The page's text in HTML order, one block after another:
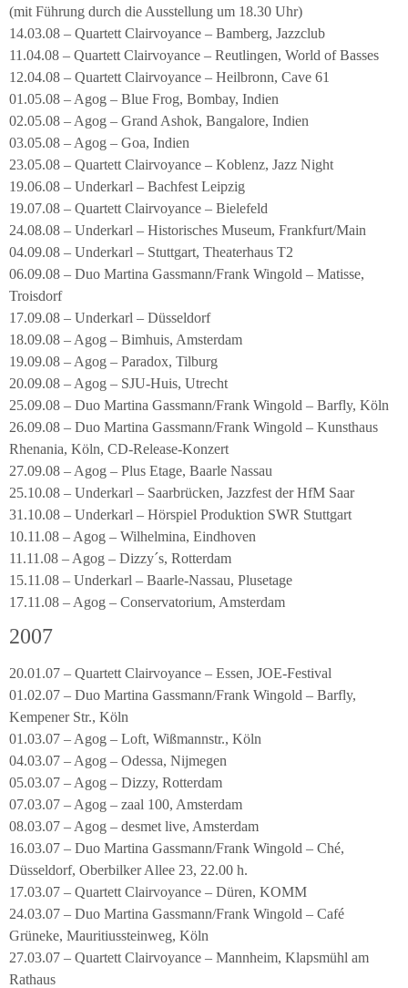
(mit Führung durch die Ausstellung um 18.30 Uhr)
14.03.08 – Quartett Clairvoyance – Bamberg, Jazzclub
11.04.08 – Quartett Clairvoyance – Reutlingen, World of Basses
12.04.08 – Quartett Clairvoyance – Heilbronn, Cave 61
01.05.08 – Agog – Blue Frog, Bombay, Indien
02.05.08 – Agog – Grand Ashok, Bangalore, Indien
03.05.08 – Agog – Goa, Indien
23.05.08 – Quartett Clairvoyance – Koblenz, Jazz Night
19.06.08 – Underkarl – Bachfest Leipzig
19.07.08 – Quartett Clairvoyance – Bielefeld
24.08.08 – Underkarl – Historisches Museum, Frankfurt/Main
04.09.08 – Underkarl – Stuttgart, Theaterhaus T2
06.09.08 – Duo Martina Gassmann/Frank Wingold – Matisse,
Troisdorf
17.09.08 – Underkarl – Düsseldorf
18.09.08 – Agog – Bimhuis, Amsterdam
19.09.08 – Agog – Paradox, Tilburg
20.09.08 – Agog – SJU-Huis, Utrecht
25.09.08 – Duo Martina Gassmann/Frank Wingold – Barfly, Köln
26.09.08 – Duo Martina Gassmann/Frank Wingold – Kunsthaus
Rhenania, Köln, CD-Release-Konzert
27.09.08 – Agog – Plus Etage, Baarle Nassau
25.10.08 – Underkarl – Saarbrücken, Jazzfest der HfM Saar
31.10.08 – Underkarl – Hörspiel Produktion SWR Stuttgart
10.11.08 – Agog – Wilhelmina, Eindhoven
11.11.08 – Agog – Dizzy´s, Rotterdam
15.11.08 – Underkarl – Baarle-Nassau, Plusetage
17.11.08 – Agog – Conservatorium, Amsterdam
2007
20.01.07 – Quartett Clairvoyance – Essen, JOE-Festival
01.02.07 – Duo Martina Gassmann/Frank Wingold – Barfly,
Kempener Str., Köln
01.03.07 – Agog – Loft, Wißmannstr., Köln
04.03.07 – Agog – Odessa, Nijmegen
05.03.07 – Agog – Dizzy, Rotterdam
07.03.07 – Agog – zaal 100, Amsterdam
08.03.07 – Agog – desmet live, Amsterdam
16.03.07 – Duo Martina Gassmann/Frank Wingold – Ché,
Düsseldorf, Oberbilker Allee 23, 22.00 h.
17.03.07 – Quartett Clairvoyance – Düren, KOMM
24.03.07 – Duo Martina Gassmann/Frank Wingold – Café
Grüneke, Mauritiussteinweg, Köln
27.03.07 – Quartett Clairvoyance – Mannheim, Klapsmühl am
Rathaus